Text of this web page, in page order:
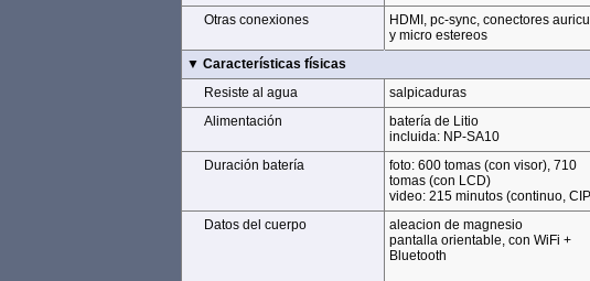
Otras conexiones
▼ Características físicas
Resiste al agua
Alimentación
Duración batería
Datos del cuerpo
Otras conexiones
HDMI, pc-sync, conectores
y micro estereos
▼ Características físicas
Resiste al agua
salpicaduras
Alimentación
batería de Litio
incluida: NP-SA10
Duración batería
foto: 600 tomas (con visor), 710
tomas (con LCD)
video: 215 minutos (continuo,
Datos del cuerpo
aleacion de magnesio
pantalla orientable, con WiFi +
Bluetooth